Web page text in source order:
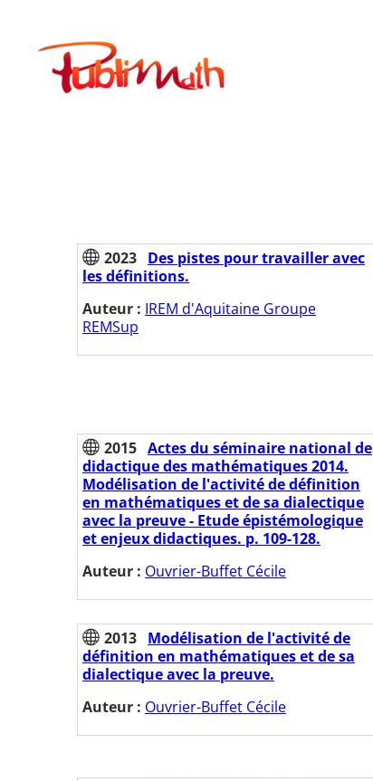
contenuPublimath
2023 Des pistes pour travailler avec
les définitions.
Auteur : IREM d'Aquitaine Groupe
REMSup
2015 Actes du séminaire national de
didactique des mathématiques 2014.
Modélisation de l'activité de définition
en mathématiques et de sa dialectique
avec la preuve - Etude épistémologique
et enjeux didactiques. p. 109-128.
Auteur : Ouvrier-Buffet Cécile
2013 Modélisation de l'activité de
définition en mathématiques et de sa
dialectique avec la preuve.
Auteur : Ouvrier-Buffet Cécile